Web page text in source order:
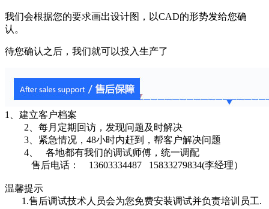
我们会根据您的要求画出设计图，以CAD的形势发给您确
认。
待您确认之后，我们就可以投入生产了
1、建立客户档案
2、每月定期回访，发现问题及时解决
3、紧急情况，48小时内赶到，帮客户解决问题
4、 各地都有我们的调试师傅，统一调配
售后电话： 13603334487 15833279834(李经理）
温馨提示
1.售后调试技术人员会为您免费安装调试并负责培训员工.